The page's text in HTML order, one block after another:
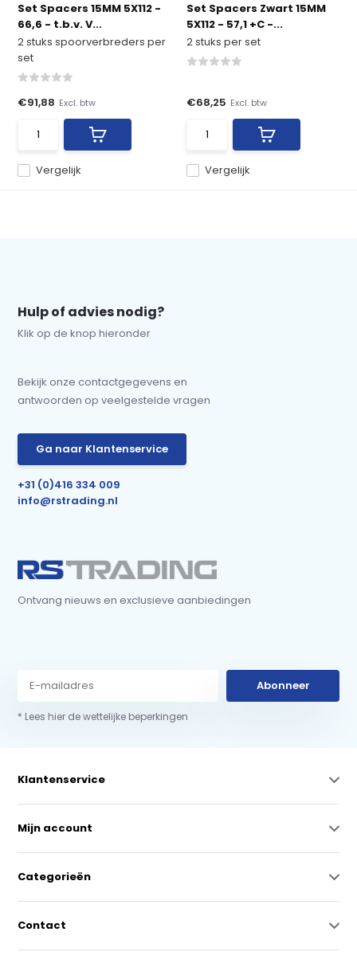
Set Spacers 15MM 5X112 -
66,6 - t.b.v. V...
2 stuks spoorverbreders per
set
Vergelijk
€91,88 Excl. btw
Set Spacers Zwart 15MM
5X112 - 57,1 +C -...
2 stuks per set
Vergelijk
€68,25 Excl. btw
Hulp of advies nodig?
Klik op de knop hieronder
Bekijk onze contactgegevens en
antwoorden op veelgestelde vragen
Ga naar Klantenservice
+31 (0)416 334 009
info@rstrading.nl
Ontvang nieuws en exclusieve aanbiedingen
Abonneer
* Lees hier de wettelijke beperkingen
Klantenservice
Mijn account
Categorieën
Contact